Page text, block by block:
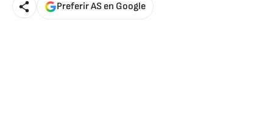
Preferir AS en Google